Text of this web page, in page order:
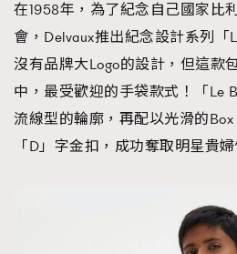
在1958年，為了紀念自己國家比
會，Delvaux推出紀念設計系列「
沒有品牌大Logo的設計，但這款
中，最受歡迎的手袋款式！「Le
流線型的輪廓，再配以光滑的
「D」字金扣，成功奪取明星貴